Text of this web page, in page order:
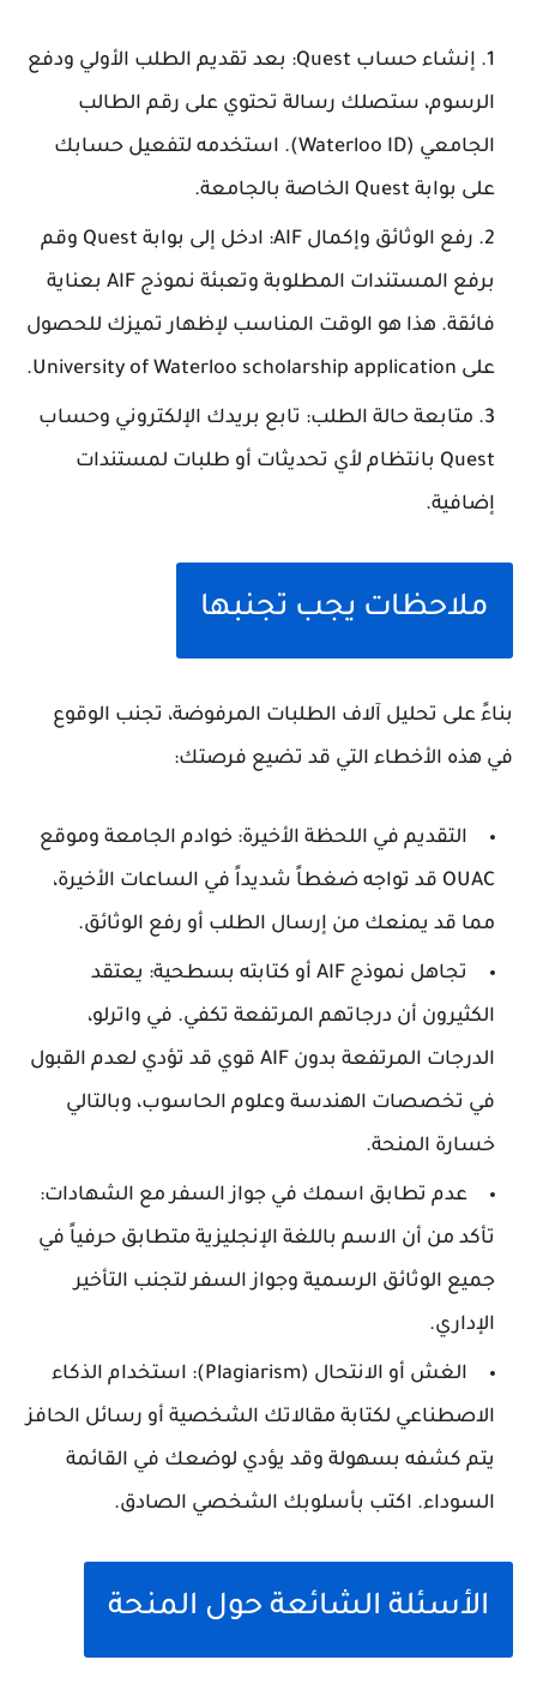
إنشاء حساب Quest: بعد تقديم الطلب الأولي ودفع
الرسوم، ستصلك رسالة تحتوي على رقم الطالب
الجامعي (Waterloo ID). استخدمه لتفعيل حسابك
على بوابة Quest الخاصة بالجامعة.
رفع الوثائق وإكمال AIF: ادخل إلى بوابة Quest وقم
برفع المستندات المطلوبة وتعبئة نموذج AIF بعناية
فائقة. هذا هو الوقت المناسب لإظهار تميزك للحصول
على University of Waterloo scholarship application.
متابعة حالة الطلب: تابع بريدك الإلكتروني وحساب
Quest بانتظام لأي تحديثات أو طلبات لمستندات
إضافية.
ملاحظات يجب تجنبها
بناءً على تحليل آلاف الطلبات المرفوضة، تجنب الوقوع
في هذه الأخطاء التي قد تضيع فرصتك:
التقديم في اللحظة الأخيرة: خوادم الجامعة وموقع
OUAC قد تواجه ضغطاً شديداً في الساعات الأخيرة،
مما قد يمنعك من إرسال الطلب أو رفع الوثائق.
تجاهل نموذج AIF أو كتابته بسطحية: يعتقد
الكثيرون أن درجاتهم المرتفعة تكفي. في واترلو،
الدرجات المرتفعة بدون AIF قوي قد تؤدي لعدم القبول
في تخصصات الهندسة وعلوم الحاسوب، وبالتالي
خسارة المنحة.
عدم تطابق اسمك في جواز السفر مع الشهادات:
تأكد من أن الاسم باللغة الإنجليزية متطابق حرفياً في
جميع الوثائق الرسمية وجواز السفر لتجنب التأخير
الإداري.
الغش أو الانتحال (Plagiarism): استخدام الذكاء
الاصطناعي لكتابة مقالاتك الشخصية أو رسائل الحافز
يتم كشفه بسهولة وقد يؤدي لوضعك في القائمة
السوداء. اكتب بأسلوبك الشخصي الصادق.
الأسئلة الشائعة حول المنحة